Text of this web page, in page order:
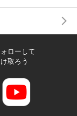
ローして
取ろう